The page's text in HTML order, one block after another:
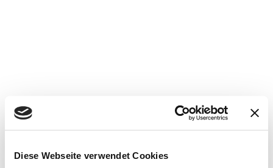
Diese Webseite verwendet Cookies